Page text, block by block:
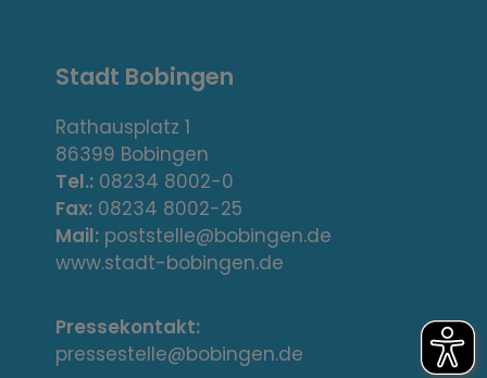
A
d
r
e
s
s
e
/
Stadt Bobingen
Rathausplatz 1
86399 Bobingen
Tel.: 08234 8002-0
Fax: 08234 8002-25
Mail: poststelle@bobingen.de
www.stadt-bobingen.de
Pressekontakt:
pressestelle@bobingen.de